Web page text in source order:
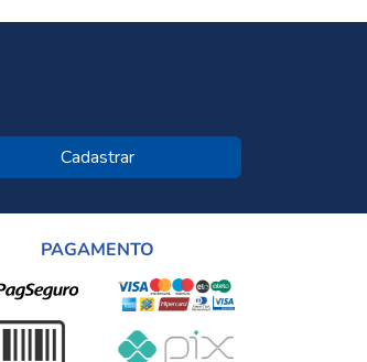
Cadastrar
PAGAMENTO